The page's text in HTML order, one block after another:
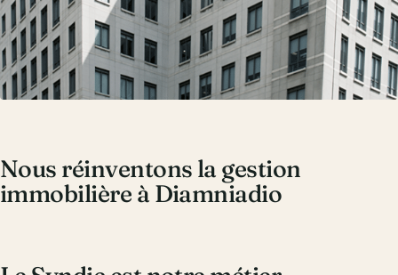
Nous réinventons la gestion
immobilière à Diamniadio